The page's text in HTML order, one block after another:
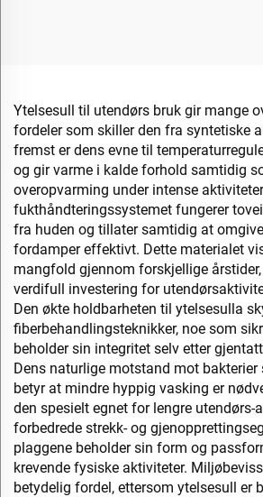
Ytelsesull til utendørs bruk gir mange
fordeler som skiller den fra syntetiske
fremst er dens evne til
og gir varme i kalde forhold samtidig
overopvarming under intense
fukthåndteringssystemet fungerer
fra huden og tillater samtidig at
fordamper effektivt. Dette materialet
mangfold gjennom forskjellige
verdifull investering for
Den økte holdbarheten til ytelsesulla
fiberbehandlingsteknikker, noe som
beholder sin integritet selv etter
Dens naturlige motstand mot
betyr at mindre hyppig vasking er
den spesielt egnet for lengre utendørs-
forbedrede strekk- og
plaggene beholder sin form og
krevende fysiske aktiviteter.
betydelig fordel, ettersom ytelsesull er